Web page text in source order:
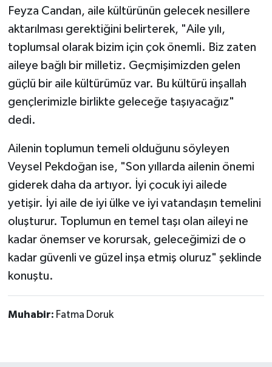
Feyza Candan, aile kültürünün gelecek nesillere
aktarılması gerektiğini belirterek, "Aile yılı,
toplumsal olarak bizim için çok önemli. Biz zaten
aileye bağlı bir milletiz. Geçmişimizden gelen
güçlü bir aile kültürümüz var. Bu kültürü inşallah
gençlerimizle birlikte geleceğe taşıyacağız"
dedi.
Ailenin toplumun temeli olduğunu söyleyen
Veysel Pekdoğan ise, "Son yıllarda ailenin önemi
giderek daha da artıyor. İyi çocuk iyi ailede
yetişir. İyi aile de iyi ülke ve iyi vatandaşın temelini
oluşturur. Toplumun en temel taşı olan aileyi ne
kadar önemser ve korursak, geleceğimizi de o
kadar güvenli ve güzel inşa etmiş oluruz" şeklinde
konuştu.
Muhabir: Fatma Doruk